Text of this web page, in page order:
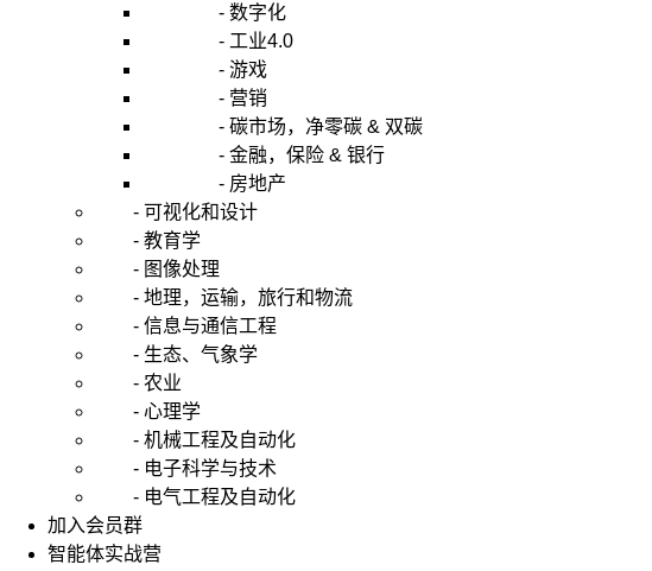
- 数字化
- 工业4.0
- 游戏
- 营销
- 碳市场，净零碳 & 双碳
- 金融，保险 & 银行
- 房地产
- 可视化和设计
- 教育学
- 图像处理
- 地理，运输，旅行和物流
- 信息与通信工程
- 生态、气象学
- 农业
- 心理学
- 机械工程及自动化
- 电子科学与技术
- 电气工程及自动化
加入会员群
智能体实战营